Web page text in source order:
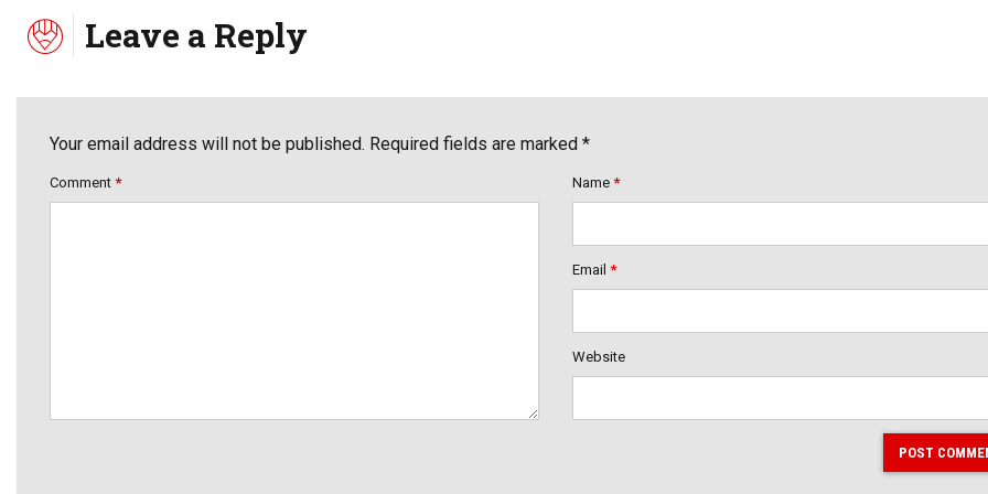
Leave a Reply
Your email address will not be published. Required fields are marked *
Comment * Name *
Email *
Website
POST